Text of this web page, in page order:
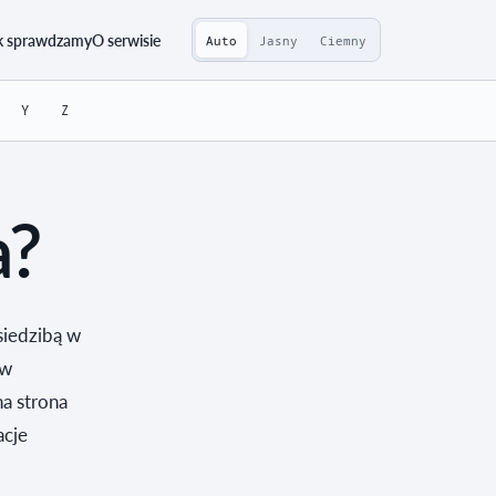
sprawdzamyO serwisie Auto Jasny Ciemny
Y Z
w
strona